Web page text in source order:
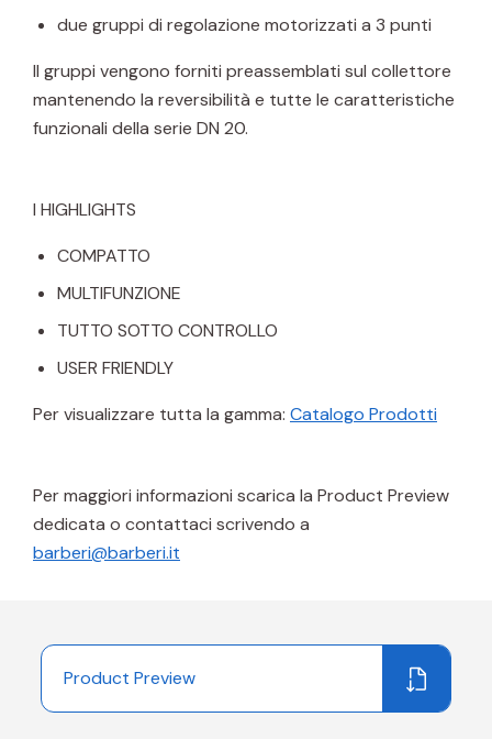
due gruppi di regolazione motorizzati a 3 punti
II gruppi vengono forniti preassemblati sul collettore
mantenendo la reversibilità e tutte le caratteristiche
funzionali della serie DN 20.
I HIGHLIGHTS
COMPATTO
MULTIFUNZIONE
TUTTO SOTTO CONTROLLO
USER FRIENDLY
Per visualizzare tutta la gamma: Catalogo Prodotti
Per maggiori informazioni scarica la Product Preview
dedicata o contattaci scrivendo a
barberi@barberi.it
Product Preview